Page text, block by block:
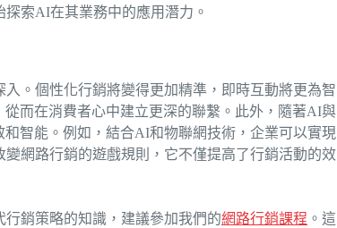
索AI在其業務中的應用潛力。
。個性化行銷將變得更加精準，即時互動將更為智
而在消費者心中建立更深的聯繫。此外，隨著AI與
智能。例如，結合AI和物聯網技術，企業可以實現
網路行銷的遊戲規則，它不僅提高了行銷活動的效
銷策略的知識，建議參加我們的網路行銷課程 。這